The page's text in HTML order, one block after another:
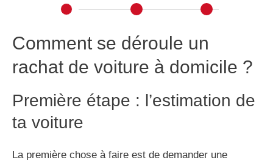
Comment se déroule un
rachat de voiture à domicile ?
Première étape : l’estimation de
ta voiture
La première chose à faire est de demander une